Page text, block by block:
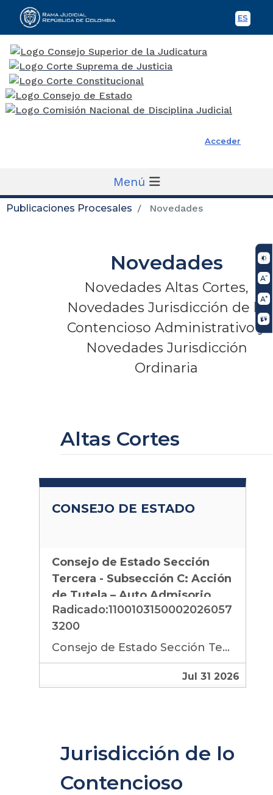
ES
Rama Judicial
Acceder
Menú
Publicaciones Procesales Novedades
Novedades
Novedades Altas Cortes,
Novedades Jurisdicción de lo
Contencioso Administrativo y
Novedades Jurisdicción
Ordinaria
Altas Cortes
CONSEJO DE ESTADO
Consejo de Estado Sección
Tercera - Subsección C: Acción
de Tutela – Auto Admisorio
Radicado 2026-05732
Radicado:1100103150002026057
3200
Consejo de Estado Sección Tercera - Subsección C: Acción de Tutela – Auto Admisorio Radicado 2026-05732
Jul 31 2026
Jurisdicción de lo
Contencioso